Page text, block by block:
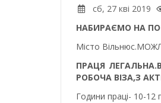
сб, 27 кві 2019
НАБИРАЄМО НА
Місто
ПРАЦЯ
РОБОЧА ВІЗА,З
Години праці- 10-12